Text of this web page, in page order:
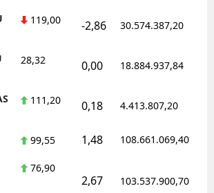
119,00 -2,86 30.574.387,20
28,32 0,00 18.884.937,84
111,20 0,18 4.413.807,20
99,55 1,48 108.661.069,40
76,90
2,67 103.537.900,70